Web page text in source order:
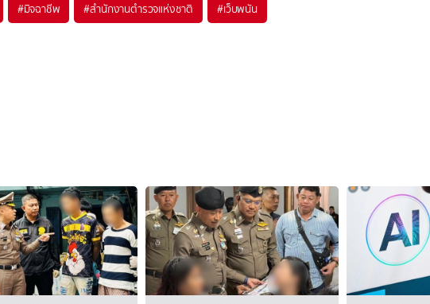
#มิจฉาชีพ #สำนักงานตำรวจแห่งชาติ #เว็บพนัน